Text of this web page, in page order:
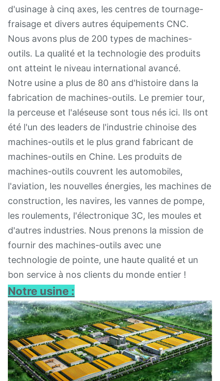
d'usinage à cinq axes, les centres de tournage-
fraisage et divers autres équipements CNC.
Nous avons plus de 200 types de machines-
outils. La qualité et la technologie des produits
ont atteint le niveau international avancé.
Notre usine a plus de 80 ans d'histoire dans la
fabrication de machines-outils. Le premier tour,
la perceuse et l'aléseuse sont tous nés ici. Ils ont
été l'un des leaders de l'industrie chinoise des
machines-outils et le plus grand fabricant de
machines-outils en Chine. Les produits de
machines-outils couvrent les automobiles,
l'aviation, les nouvelles énergies, les machines de
construction, les navires, les vannes de pompe,
les roulements, l'électronique 3C, les moules et
d'autres industries. Nous prenons la mission de
fournir des machines-outils avec une
technologie de pointe, une haute qualité et un
bon service à nos clients du monde entier !
Notre usine :